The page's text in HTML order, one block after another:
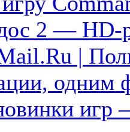
2 — HD-
|
одним